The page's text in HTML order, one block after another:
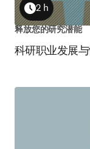
科研职业发展
Duration
2 h
释放您的研究潜能